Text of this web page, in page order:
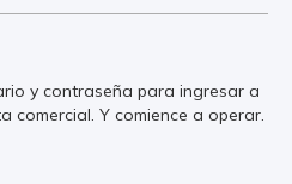
y contraseña para ingresar a
comercial. Y comience a operar.